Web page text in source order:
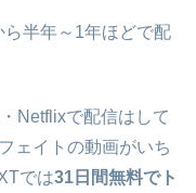
半年～1年ほどで配
Netflixで配信はして
ェイトの動画がいち
では31日間無料でト